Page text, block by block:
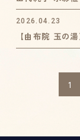
2026.04.23
【由布院 玉の
1